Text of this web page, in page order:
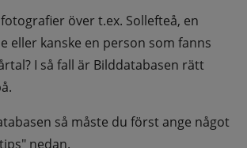
över t.ex. Sollefteå, en
eller kanske en person som fanns
I så fall är Bilddatabasen rätt
så måste du först ange något
nedan.